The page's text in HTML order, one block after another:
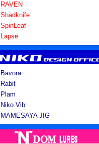
RAVEN
Shadknife
SpinLeaf
Lapse
Bavora
Rabit
Plam
Niko Vib
MAMESAYA JIG